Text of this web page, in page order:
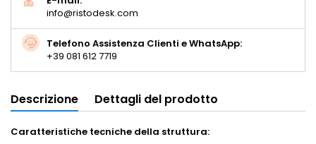
info@ristodesk.com
Telefono Assistenza Clienti e WhatsApp:
+39 081 612 7719
Descrizione Dettagli del prodotto
Caratteristiche tecniche della struttura: